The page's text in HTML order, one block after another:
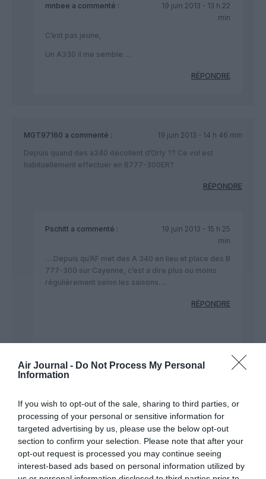
Air Journal - Do Not Process My Personal
Information
If you wish to opt-out of the sale, sharing to third parties, or
processing of your personal or sensitive information for
targeted advertising by us, please use the below opt-out
section to confirm your selection. Please note that after your
opt-out request is processed you may continue seeing
interest-based ads based on personal information utilized by
mnbee a commenté :
19 juin 2013 - 13 h 22
min
C’est pas jeune,
Un A330 il me semble …
RÉPONDRE
MGT97160 a commenté :
19 juin 2013 - 14 h 46 min
Depuis quand des a340 décollent d’Orly ?? Ce vol est
habituellement effectuer en B777-300ER?
RÉPONDRE
Pschitt a commenté :
19 juin 2013 - 15 h 25
min
….Depuis qu’AF met des A 340 en lieu et place des B
777-300 sur Cayenne, c’est a dire plus ou moins
régulièrement selon les saisons….
RÉPONDRE
Depuis que François y crois…
PiK13a commenté :
20 juin 2013 - 11 h 23
min